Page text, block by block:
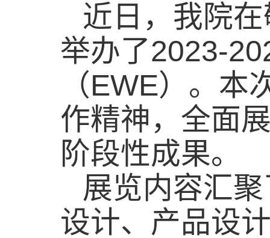
近日， 我 院
举办了2023-
（EWE） 。本
作精神 ，全面
阶段性成果。
展览内容汇
设计、产品设